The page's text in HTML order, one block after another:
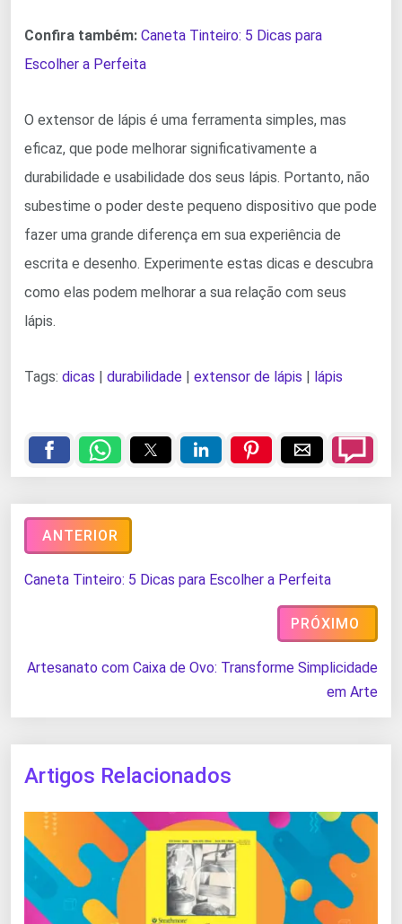
Confira também: Caneta Tinteiro: 5 Dicas para
Escolher a Perfeita
O extensor de lápis é uma ferramenta simples, mas
eficaz, que pode melhorar significativamente a
durabilidade e usabilidade dos seus lápis. Portanto, não
subestime o poder deste pequeno dispositivo que pode
fazer uma grande diferença em sua experiência de
escrita e desenho. Experimente estas dicas e descubra
como elas podem melhorar a sua relação com seus
lápis.
Tags: dicas durabilidade extensor de lápis lápis
ANTERIOR
Caneta Tinteiro: 5 Dicas para Escolher a Perfeita
PRÓXIMO
Artesanato com Caixa de Ovo: Transforme Simplicidade
em Arte
Artigos Relacionados